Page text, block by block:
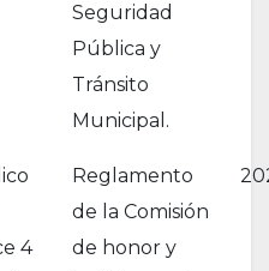
Seguridad
Pública y
Tránsito
Municipal.
4
Reglamento
de la Comisión
de honor y